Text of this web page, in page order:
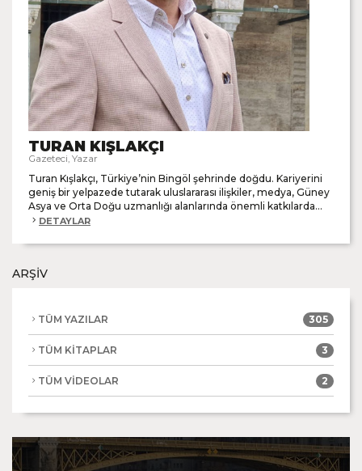
TURAN KIŞLAKÇI
Gazeteci, Yazar
Turan Kışlakçı, Türkiye’nin Bingöl şehrinde doğdu. Kariyerini
geniş bir yelpazede tutarak uluslararası ilişkiler, medya, Güney
Asya ve Orta Doğu uzmanlığı alanlarında önemli katkılarda...
DETAYLAR
ARŞİV
TÜM YAZILAR 305
TÜM KİTAPLAR 3
TÜM VİDEOLAR 2